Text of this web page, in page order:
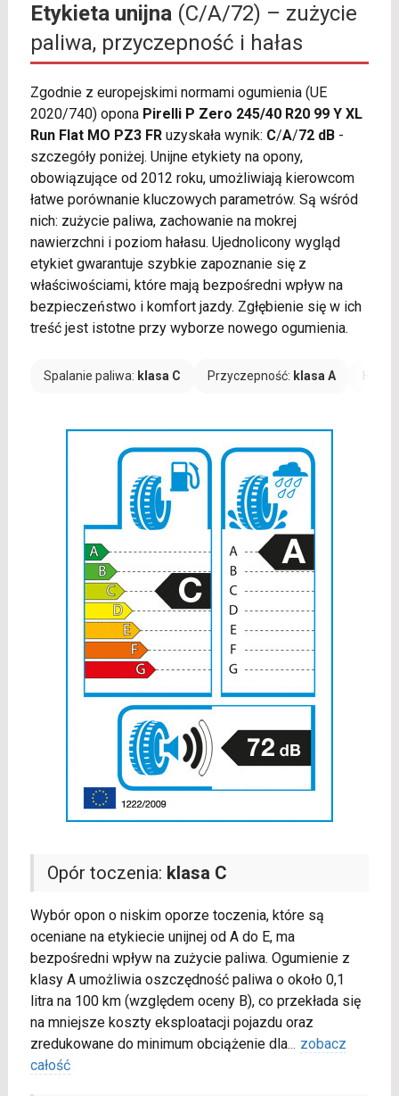
Etykieta unijna(C/A/72) – zużycie
paliwa, przyczepność i hałas
Zgodnie z europejskimi normami ogumienia (UE
2020/740) opona Pirelli P Zero 245/40 R20 99 Y XL
Run Flat MO PZ3 FRuzyskała wynik: C/A/72 dB-
szczegóły poniżej. Unijne etykiety na opony,
obowiązujące od 2012 roku, umożliwiają kierowcom
łatwe porównanie kluczowych parametrów. Są wśród
nich: zużycie paliwa, zachowanie na mokrej
nawierzchni i poziom hałasu. Ujednolicony wygląd
etykiet gwarantuje szybkie zapoznanie się z
właściwościami, które mają bezpośredni wpływ na
bezpieczeństwo i komfort jazdy. Zgłębienie się w ich
treść jest istotne przy wyborze nowego ogumienia.
Spalanie paliwa: klasa C Przyczepność: klasa A
Opór toczenia: klasa C
Wybór opon o niskim oporze toczenia, które są
oceniane na etykiecie unijnej od A do E, ma
bezpośredni wpływ na zużycie paliwa. Ogumienie z
klasy A umożliwia oszczędność paliwa o około 0,1
litra na 100 km (względem oceny B), co przekłada się
na mniejsze koszty eksploatacji pojazdu oraz
zredukowane do minimum obciążenie dla... zobacz
całość